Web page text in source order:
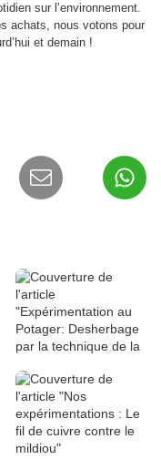
sur l’environnement.
achats, nous votons pour
et demain !